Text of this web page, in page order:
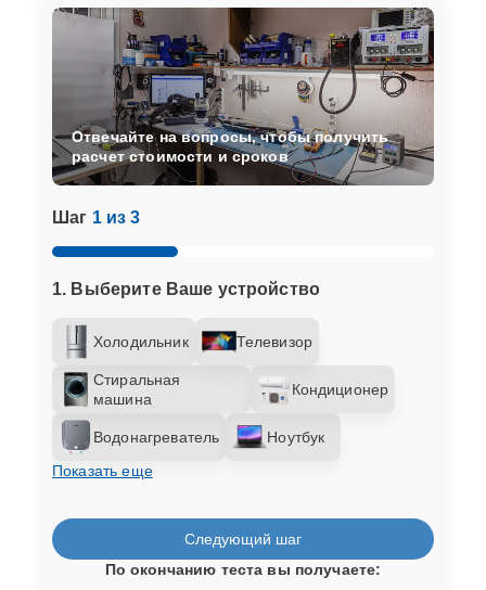
Шаг 1 из 3
1. Выберите Ваше устройство
Холодильник Телевизор
Стиральная
машина
Кондиционер
Водонагреватель
Ноутбук
Показать еще
Отвечайте на вопросы, чтобы получить
расчет стоимости и сроков
Следующий шаг
По окончанию теста вы получаете: